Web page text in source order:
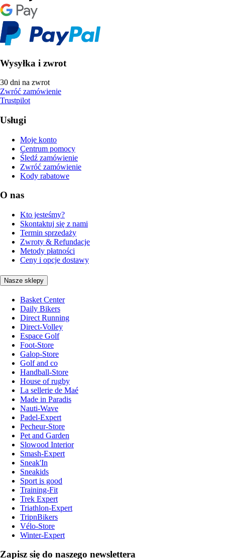
Wysyłka i zwrot
30 dni na zwrot
Zwróć zamówienie
Trustpilot
Usługi
Moje konto
Centrum pomocy
Śledź zamówienie
Zwróć zamówienie
Kody rabatowe
O nas
Kto jesteśmy?
Skontaktuj się z nami
Termin sprzedaży
Zwroty & Refundacje
Metody płatności
Ceny i opcje dostawy
Nasze sklepy
Basket Center
Daily Bikers
Direct Running
Direct-Volley
Espace Golf
Foot-Store
Galop-Store
Golf and co
Handball-Store
House of rugby
La sellerie de Maé
Made in Paradis
Nauti-Wave
Padel-Expert
Pecheur-Store
Pet and Garden
Slowood Interior
Smash-Expert
Sneak'In
Sneakids
Sport is good
Training-Fit
Trek Expert
Triathlon-Expert
TripnBikers
Vélo-Store
Winter-Expert
Zapisz się do naszego newslettera